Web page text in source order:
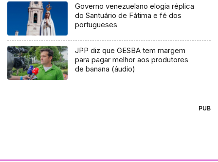
Governo venezuelano elogia réplica
do Santuário de Fátima e fé dos
portugueses
JPP diz que GESBA tem margem
para pagar melhor aos produtores
de banana (áudio)
PUB